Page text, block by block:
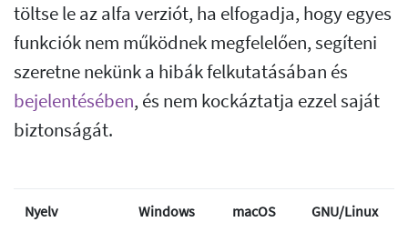
töltse le az alfa verziót, ha elfogadja, hogy egyes
funkciók nem működnek megfelelően, segíteni
szeretne nekünk a hibák felkutatásában és
bejelentésében, és nem kockáztatja ezzel saját
biztonságát.
Nyelv Windows macOS GNU/Linux